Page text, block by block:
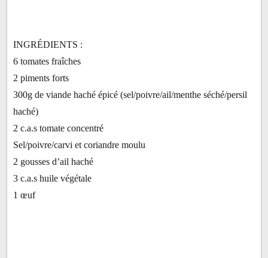
INGRÉDIENTS :
6 tomates fraîches
2 piments forts
300g de viande haché épicé (sel/poivre/ail/menthe séché/persil
haché)
2 c.a.s tomate concentré
Sel/poivre/carvi et coriandre moulu
2 gousses d’ail haché
3 c.a.s huile végétale
1 œuf